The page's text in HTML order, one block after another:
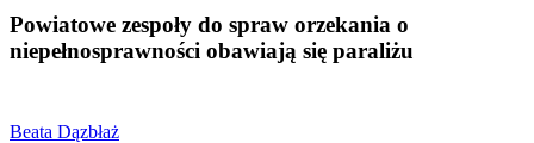
Powiatowe zespoły do spraw orzekania o
niepełnosprawności obawiają się paraliżu
Beata Dązbłaż